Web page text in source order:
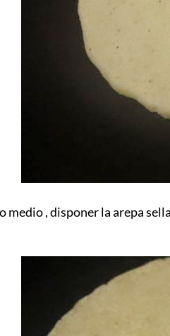
medio , disponer la arepa